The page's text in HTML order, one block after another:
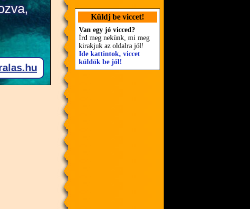
Küldj be viccet!
Van egy jó vicced?
Írd meg nekünk, mi meg
kirakjuk az oldalra jól!
Ide kattintok, viccet
küldök be jól!